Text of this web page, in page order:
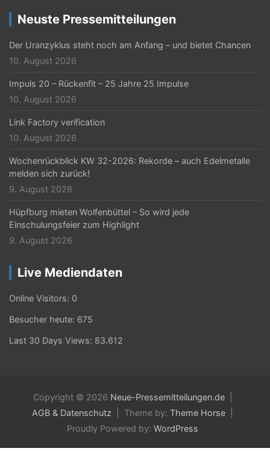
Neuste Pressemitteilungen
Der Uranzyklus steht noch am Anfang – und bietet Chancen
10. August 2026
Impuls 20 – Rückenfit – 25 Jahre 25 Impulse
10. August 2026
Link Factory verification
10. August 2026
Wochenrückblick KW 32-2026: Rekorde – auch Edelmetalle
melden sich zurück!
9. August 2026
Hüpfburg mieten Wolfenbüttel – So wird jede
Einschulungsfeier zum Highlight
9. August 2026
Live Mediendaten
Online Visitors: 0
Besucher heute: 675
Last 30 Days Views: 83.612
Copyright © 2026 Neue-Pressemitteilungen.de
AGB & Datenschutz
Theme by: Theme Horse
Proudly Powered by: WordPress